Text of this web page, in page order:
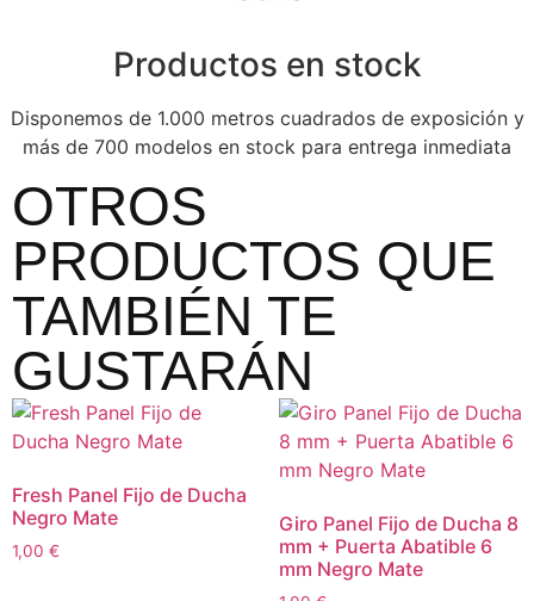
Productos en stock
Disponemos de 1.000 metros cuadrados de exposición y
más de 700 modelos en stock para entrega inmediata
OTROS
PRODUCTOS QUE
TAMBIÉN TE
GUSTARÁN
Fresh Panel Fijo de Ducha
Negro Mate
1,00 €
Giro Panel Fijo de Ducha 8
mm + Puerta Abatible 6
mm Negro Mate